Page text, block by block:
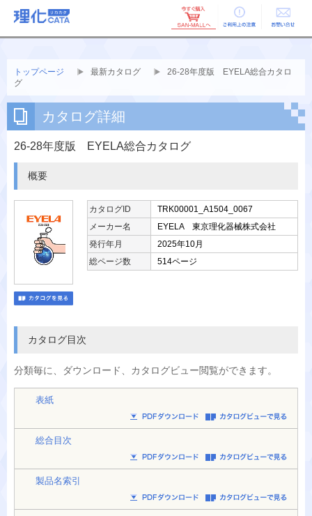
ご利用上の お問い合せ
トップページ 最新カタログ
26-28年度版 EYELA総合カタロ
グ
カタログ詳細
26-28年度版 EYELA総合カタログ
概要
カタログID
TRK00001_A1504_0067
メーカー名
EYELA 東京理化器械株式会社
発行年月
2025年10月
総ページ数
514ページ
カタログ目次
分類毎に、 ダウンロード、カタログビュー閲覧ができます。
表紙
総合目次
製品名索引